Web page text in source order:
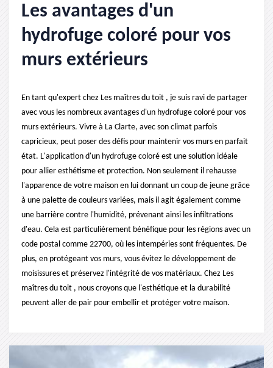
Les avantages d'un
hydrofuge coloré pour vos
murs extérieurs
En tant qu'expert chez Les maîtres du toit , je suis ravi de partager
avec vous les nombreux avantages d'un hydrofuge coloré pour vos
murs extérieurs. Vivre à La Clarte, avec son climat parfois
capricieux, peut poser des défis pour maintenir vos murs en parfait
état. L'application d'un hydrofuge coloré est une solution idéale
pour allier esthétisme et protection. Non seulement il rehausse
l'apparence de votre maison en lui donnant un coup de jeune grâce
à une palette de couleurs variées, mais il agit également comme
une barrière contre l'humidité, prévenant ainsi les infiltrations
d'eau. Cela est particulièrement bénéfique pour les régions avec un
code postal comme 22700, où les intempéries sont fréquentes. De
plus, en protégeant vos murs, vous évitez le développement de
moisissures et préservez l'intégrité de vos matériaux. Chez Les
maîtres du toit , nous croyons que l'esthétique et la durabilité
peuvent aller de pair pour embellir et protéger votre maison.